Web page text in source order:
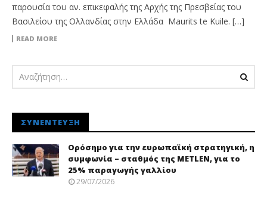
παρουσία του αν. επικεφαλής της Αρχής της Πρεσβείας του
Βασιλείου της Ολλανδίας στην Ελλάδα Maurits te Kuile. […]
READ MORE
ΣΥΝΈΝΤΕΥΞΗ
Ορόσημο για την ευρωπαϊκή στρατηγική, η
συμφωνία – σταθμός της METLEN, για το
25% παραγωγής γαλλίου
29/07/2026